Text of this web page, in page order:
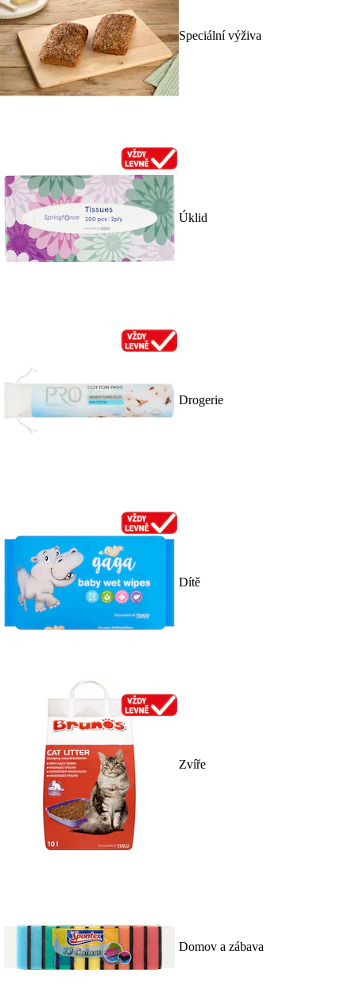
Speciální výživa
Úklid
Drogerie
Dítě
Zvíře
Domov a zábava